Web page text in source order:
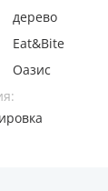
дерево
Eat&Bite
Оазис